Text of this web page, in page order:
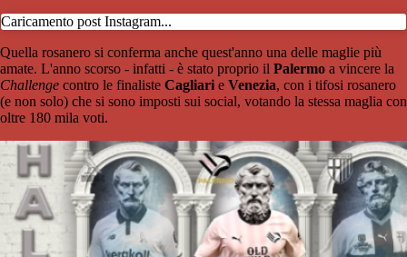
Caricamento post Instagram...
Quella rosanero si conferma anche quest'anno una delle maglie più
amate. L'anno scorso - infatti - è stato proprio il Palermo a vincere la
Challenge contro le finaliste Cagliari e Venezia, con i tifosi rosanero
(e non solo) che si sono imposti sui social, votando la stessa maglia con
oltre 180 mila voti.